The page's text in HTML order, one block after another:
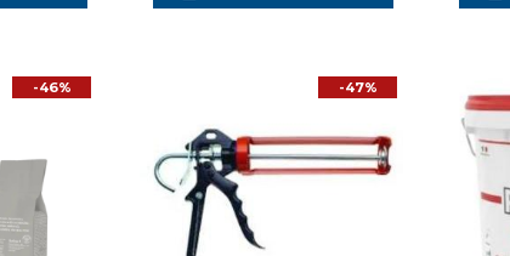
-46% -47%